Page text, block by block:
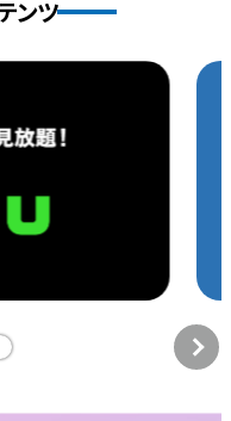
ンツ